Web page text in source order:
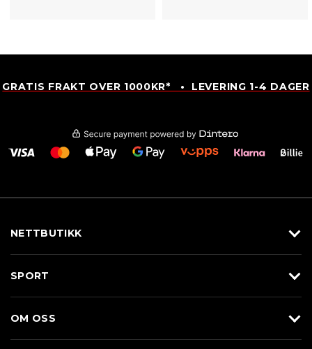
GRATIS FRAKT OVER 1000KR* • LEVERING 1-4 DAGER
NETTBUTIKK
Sko
Merkevarer
SPORT
OM OSS